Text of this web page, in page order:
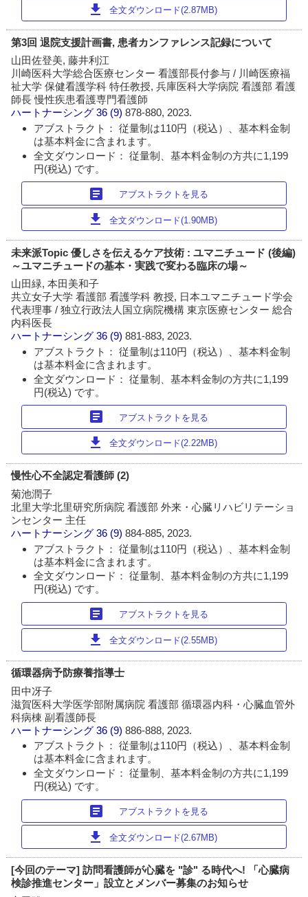
download 全文ダウンロード(2.87MB)
第3回 退院支援計画書, 患者カンファレンス記録について
山田佐登美, 藤井利江
川崎医科大学総合医療センター 看護部長付参与 / 川崎医療福
祉大学 保健看護学科 特任教授, 兵庫医科大学病院 看護部 看護
師長 慢性疾患看護専門看護師
ハートナーシング 36 (9)878-880, 2023.
アブストラクト： 従量制は110円（税込）、基本料金制
は基本料金に含まれます。
全文ダウンロード： 従量制、基本料金制の方共に1,199
円(税込) です。
article アブストラクトを見る
download 全文ダウンロード(1.90MB)
未来派Topic 優しさを伝えるケア技術 : ユマニチュード (後編)
～ユマニチュードの基本・実践で変わる臨床の場～
山田緑, 本田美和子
共立女子大学 看護部 看護学科 教授, 日本ユマニチュード学会
代表理事 / 独立行政法人国立病院機構 東京医療センター 総合
内科医長
ハートナーシング 36 (9)881-883, 2023.
アブストラクト： 従量制は110円（税込）、基本料金制
は基本料金に含まれます。
全文ダウンロード： 従量制、基本料金制の方共に1,199
円(税込) です。
article アブストラクトを見る
download 全文ダウンロード(2.22MB)
慢性心不全認定看護師 (2)
菊池潤子
北里大学北里研究所病院 看護部 外来・心臓リハビリテーショ
ンセンター 主任
ハートナーシング 36 (9)884-885, 2023.
アブストラクト： 従量制は110円（税込）、基本料金制
は基本料金に含まれます。
全文ダウンロード： 従量制、基本料金制の方共に1,199
円(税込) です。
article アブストラクトを見る
download 全文ダウンロード(2.55MB)
循環器病予防療養指導士
田中冴子
滋賀医科大学医学部附属病院 看護部 循環器内科・心臓血管外
科病棟 副看護師長
ハートナーシング 36 (9)886-888, 2023.
アブストラクト： 従量制は110円（税込）、基本料金制
は基本料金に含まれます。
全文ダウンロード： 従量制、基本料金制の方共に1,199
円(税込) です。
article アブストラクトを見る
download 全文ダウンロード(2.67MB)
[今回のテーマ] 訪問看護師が心臓を "診" る時代へ! 「心臓病
検診推進センター」設立とメンバー募集のお知らせ